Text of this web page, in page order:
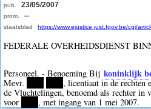
pub. 23/05/2007
prom. --
staatsblad https://www.ejustice.just.fgov.be/cgi/
FEDERALE OVERHEIDSDIENST
Personeel. - Benoeming Bij koninklijk
Mevr.
****, licentiaat in de
de Vluchtelingen, benoemd als rechter in
voor
****, met ingang van 1 mei 2007.